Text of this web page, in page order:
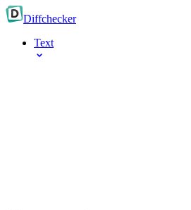
Diffchecker
Text